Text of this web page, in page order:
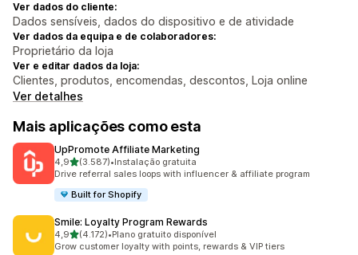
Ver dados do cliente:
Dados sensíveis, dados do dispositivo e de atividade
Ver dados da equipa e de colaboradores:
Proprietário da loja
Ver e editar dados da loja:
Clientes, produtos, encomendas, descontos, Loja online
Ver detalhes
Mais aplicações como esta
UpPromote Affiliate Marketing
4,9de 5 estrelas
(3.587)
3587 total de avaliações
•Instalação gratuita
Drive referral sales loops with influencer & affiliate program
Built for Shopify
Smile: Loyalty Program Rewards
4,9de 5 estrelas
(4.172)
4172 total de avaliações
•Plano gratuito disponível
Grow customer loyalty with points, rewards & VIP tiers